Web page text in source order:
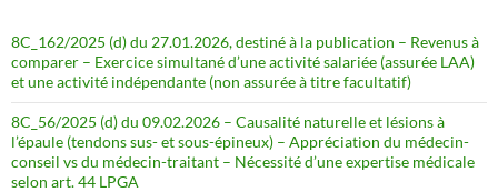
8C_162/2025 (d) du 27.01.2026, destiné à la publication – Revenus à
comparer – Exercice simultané d’une activité salariée (assurée LAA)
et une activité indépendante (non assurée à titre facultatif)
8C_56/2025 (d) du 09.02.2026 – Causalité naturelle et lésions à
l’épaule (tendons sus- et sous-épineux) – Appréciation du médecin-
conseil vs du médecin-traitant – Nécessité d’une expertise médicale
selon art. 44 LPGA